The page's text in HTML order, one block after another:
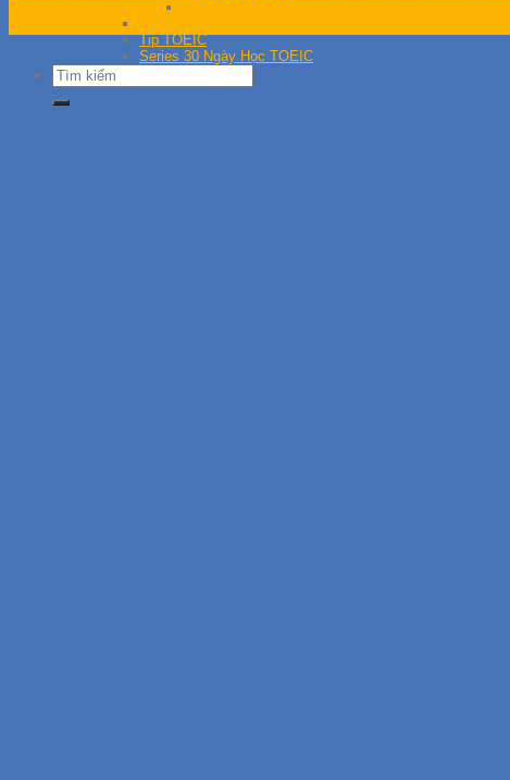
Tip TOEIC
Series 30 Ngày Học TOEIC